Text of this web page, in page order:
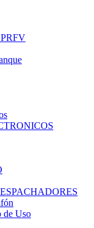
PRFV
de Uso